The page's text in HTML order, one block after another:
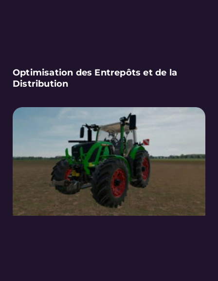
Optimisation des Entrepôts et de la
Distribution